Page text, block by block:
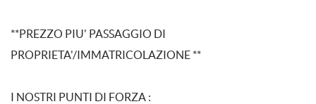
**PREZZO PIU' PASSAGGIO DI
PROPRIETA'/IMMATRICOLAZIONE **
I NOSTRI PUNTI DI FORZA :
in
qualsiasi
momento.